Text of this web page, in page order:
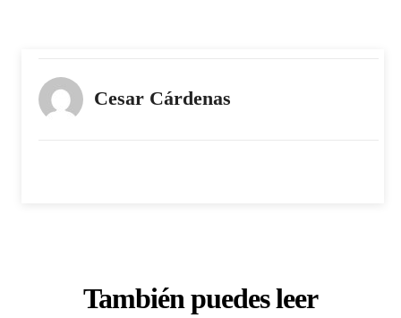
Cesar Cárdenas
También puedes leer